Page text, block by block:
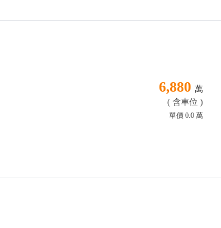
6,880 萬
( 含車位 )
單價 0.0 萬